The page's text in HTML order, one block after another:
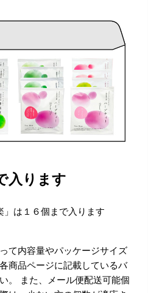
入ります
」は１６個まで入ります
て内容量やパッケージサイズ
商品ページに記載しているバ
。 また、メール便配送可能個